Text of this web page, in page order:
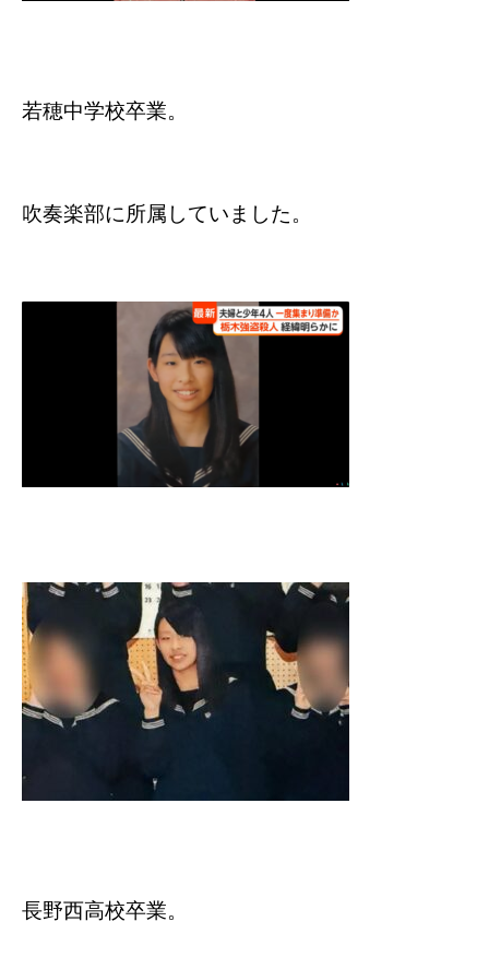
若穂中学校卒業。
吹奏楽部に所属していました。
長野西高校卒業。